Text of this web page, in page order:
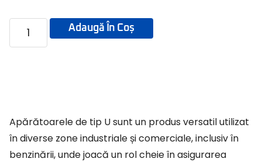
Adaugă În Coș
Apărătoarele de tip U sunt un produs versatil utilizat
în diverse zone industriale și comerciale, inclusiv în
benzinării, unde joacă un rol cheie în asigurarea